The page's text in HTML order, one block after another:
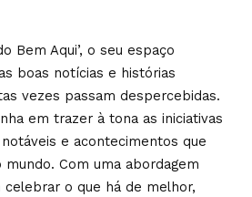
Bem Aqui’, o seu espaço
boas notícias e histórias
vezes passam despercebidas.
em trazer à tona as iniciativas
e acontecimentos que
Com uma abordagem
o que há de melhor,